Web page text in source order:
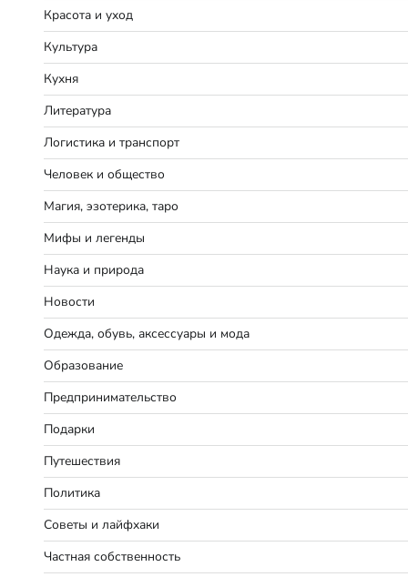
Красота и уход
Культура
Кухня
Литература
Логистика и транспорт
Человек и общество
Магия, эзотерика, таро
Мифы и легенды
Наука и природа
Новости
Одежда, обувь, аксессуары и мода
Образование
Предпринимательство
Подарки
Путешествия
Политика
Советы и лайфхаки
Частная собственность